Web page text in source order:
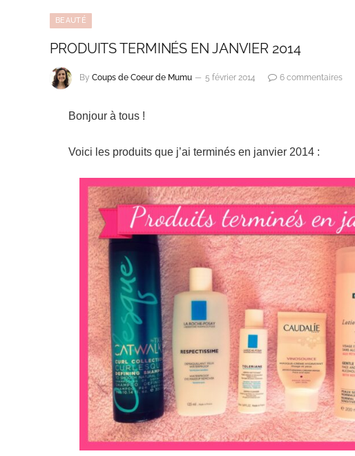
BEAUTÉ
PRODUITS TERMINÉS EN JANVIER 2014
By Coups de Coeur de Mumu 5 février 2014 6 commentaires
Bonjour à tous !
Voici les produits que j’ai terminés en janvier 2014 :